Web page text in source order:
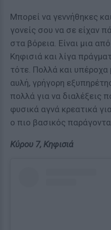
Μπορεί να γεννήθηκες
γονείς σου να σε είχαν
στα βόρεια. Είναι μια
Κηφισιά και λίγα
τότε. Πολλά και υπέροχα
αυλή, γρήγορη
πολλά για να διαλέξεις
φυσικά αγνά κρεατικά
ο πιο βασικός
Κύρου 7, Κηφισιά